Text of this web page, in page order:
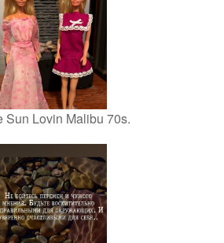
Sun Lovin Malibu 70s.